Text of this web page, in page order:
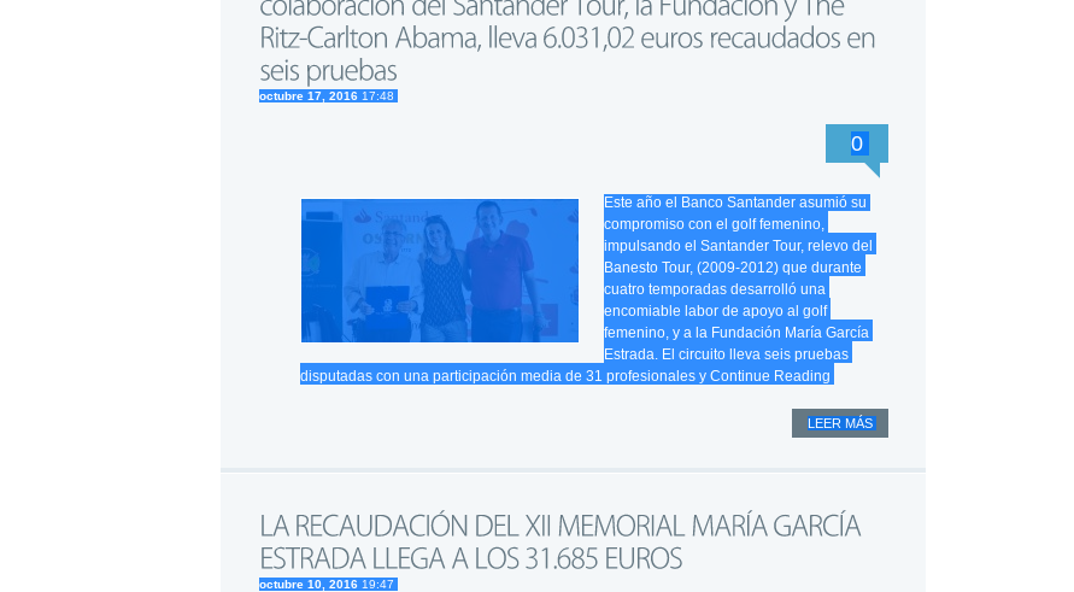
octubre 17, 2016 17:48
0
Este año el Banco Santander asumió su
compromiso con el golf femenino,
impulsando el Santander Tour, relevo del
Banesto Tour, (2009-2012) que durante
cuatro temporadas desarrolló una
encomiable labor de apoyo al golf
femenino, y a la Fundación María García
Estrada. El circuito lleva seis pruebas
disputadas con una participación media de 31 profesionales y Continue Reading
LEER MÁS
octubre 10, 2016 19:47